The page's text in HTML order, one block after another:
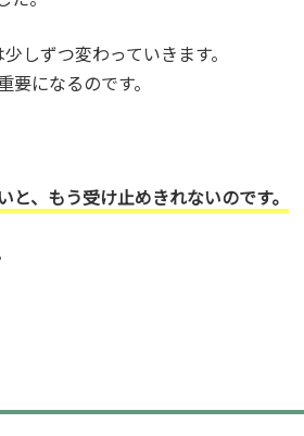
しずつ変わっていきます。
要になるのです。
、もう受け止めきれないのです。